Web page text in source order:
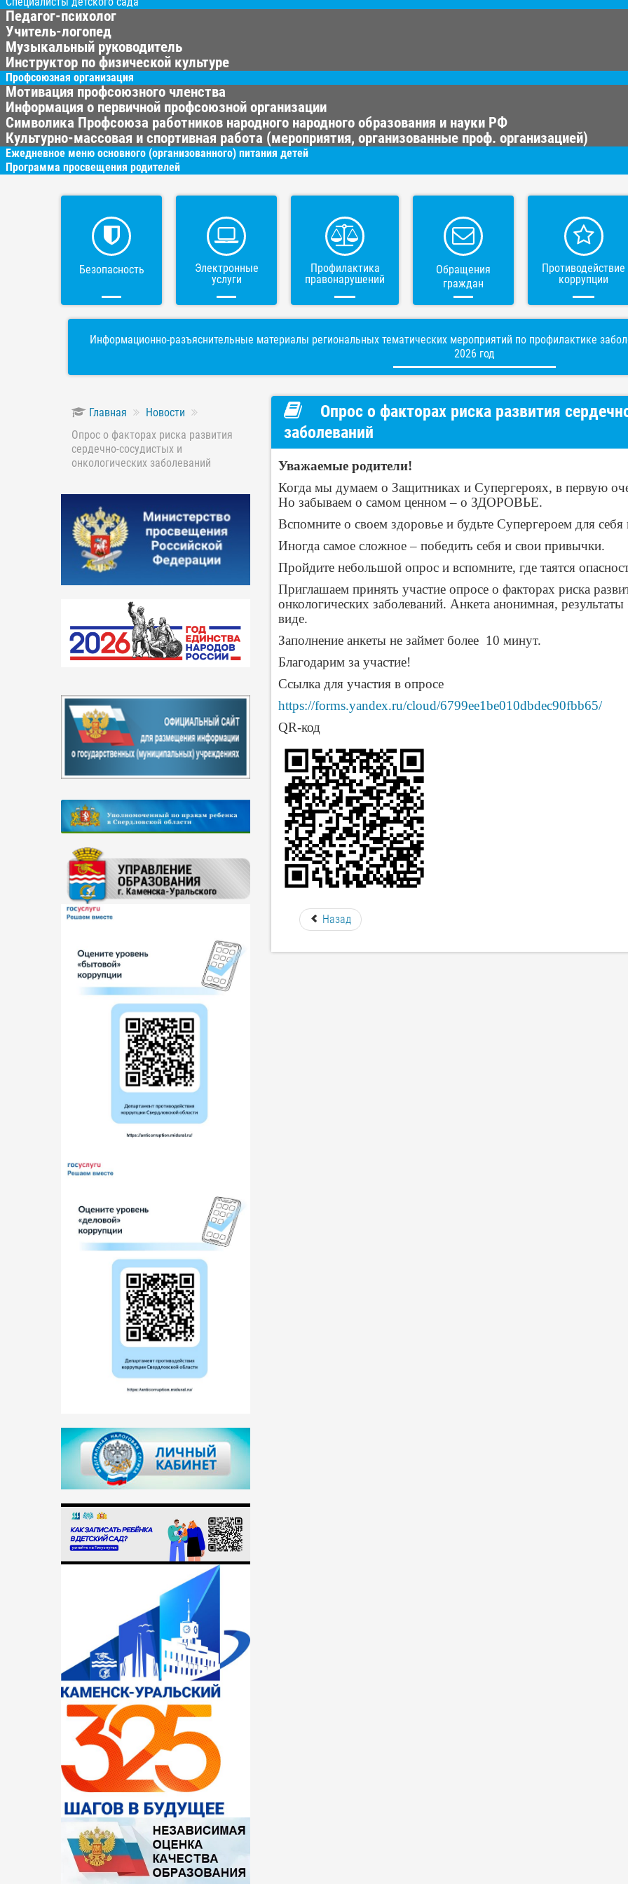
Педагог-психолог
Учитель-логопед
Музыкальный руководитель
Инструктор по физической культуре
Профсоюзная организация
Мотивация профсоюзного членства
Информация о первичной профсоюзной организации
Символика Профсоюза работников народного народного образования и науки РФ
Культурно-массовая и спортивная работа (мероприятия, организованные проф. организацией)
Ежедневное меню основного (организованного) питания детей
Программа просвещения родителей
Безопасность
Электронные
услуги
Профилактика
правонарушений
Обращения
граждан
Противодействие
коррупции
Информационно-разъяснительные материалы региональных тематических мероприятий по профилактике
2026 год
Главная
Новости
Опрос о факторах риска развития
сердечно-сосудистых и
онкологических заболеваний
Опрос о факторах риска развития
заболеваний
Уважаемые родители!
Когда мы думаем о Защитниках и Супергероях, в первую
Но забываем о самом ценном – о ЗДОРОВЬЕ.
Вспомните о своем здоровье и будьте Супергероем для себя
Иногда самое сложное – победить себя и свои привычки.
Пройдите небольшой опрос и вспомните, где таятся
Приглашаем принять участие опросе о факторах риска
онкологических заболеваний. Анкета анонимная,
виде.
Заполнение анкеты не займет более 10 минут.
Благодарим за участие!
Ссылка для участия в опросе
https://forms.yandex.ru/cloud/6799ee1be010dbdec90fbb65/
QR-код
Назад